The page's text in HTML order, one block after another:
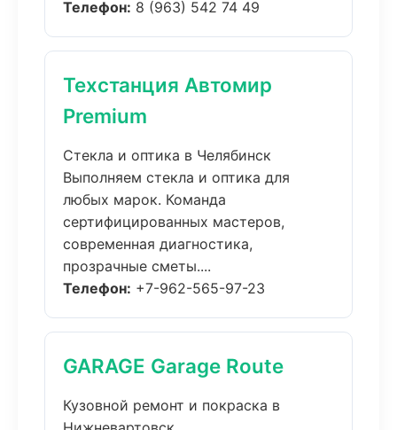
Телефон: 8 (963) 542 74 49
Техстанция Автомир
Premium
Стекла и оптика в Челябинск
Выполняем стекла и оптика для
любых марок. Команда
сертифицированных мастеров,
современная диагностика,
прозрачные сметы....
Телефон: +7-962-565-97-23
GARAGE Garage Route
Кузовной ремонт и покраска в